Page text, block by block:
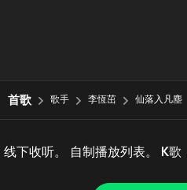
首歌 歌手 李恆茁 仙落入凡塵
线下收听。 自制播放列表。 K歌